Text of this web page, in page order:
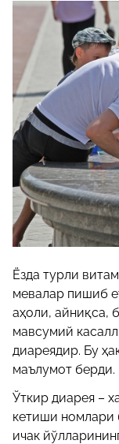
Ёзда турли
мевалар пишиб
аҳоли, айниқса,
мавсумий
диареядир. Бу
маълумот берди.
Ўткир диарея –
кетиши номлари
ичак